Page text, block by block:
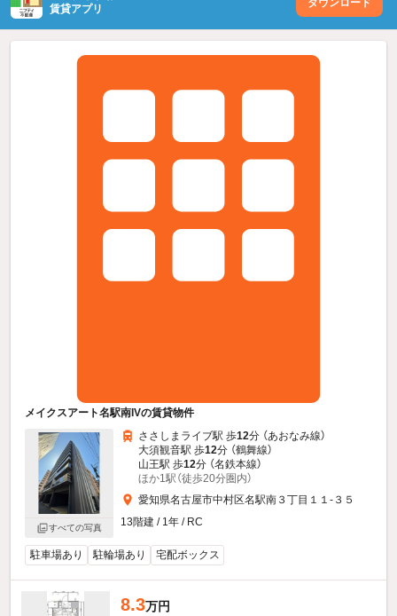
賃貸アプリ
ダウンロード
メイクスアート名駅南IVの賃貸物件
すべての写真
ささしまライブ駅 歩12分 （あおなみ線）
大須観音駅 歩12分 （鶴舞線）
山王駅 歩12分 （名鉄本線）
ほか1駅（徒歩20分圏内）
愛知県名古屋市中村区名駅南３丁目１１-３５
13階建 / 1年 / RC
駐車場あり 駐輪場あり 宅配ボックス
8.3万円